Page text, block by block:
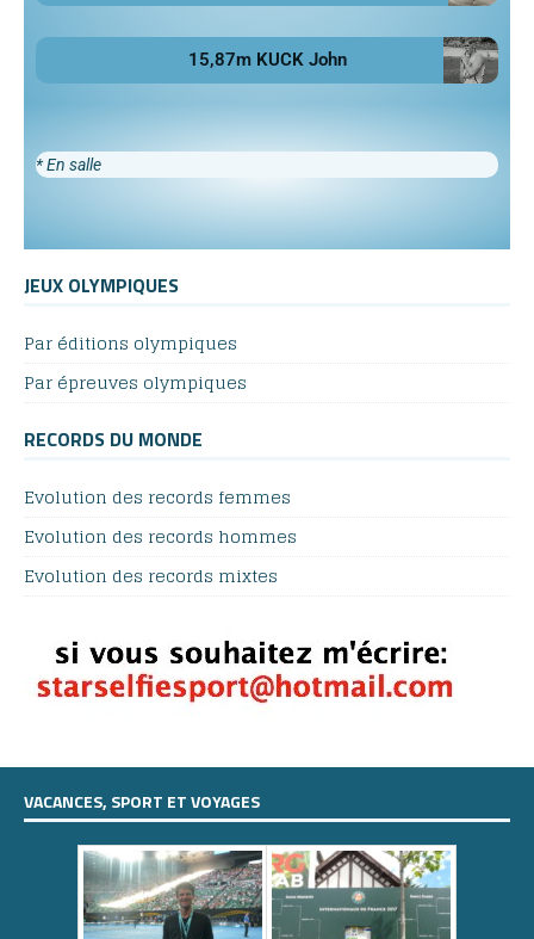
15,87m KUCK John
* En salle
JEUX OLYMPIQUES
Par éditions olympiques
Par épreuves olympiques
RECORDS DU MONDE
Evolution des records femmes
Evolution des records hommes
Evolution des records mixtes
VACANCES, SPORT ET VOYAGES